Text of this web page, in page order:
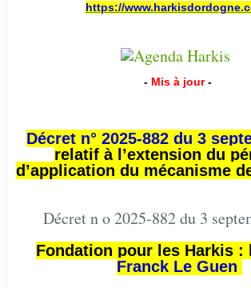
https://
- Mis à jour -
Décret n° 2025-882 du 3
relatif à l’extension du
d’application du mécanisme
Décret n o 2025-882 du 3
Fondation pour les Harkis :
Franck Le Guen